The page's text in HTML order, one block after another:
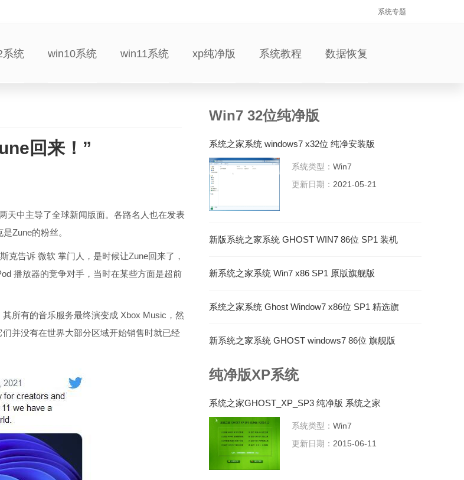
系统专题
系统 win10系统 win11系统 xp纯净版 系统教程 数据恢复
回来！”
中主导了全球新闻版面。各路名人也在发表
Zune的粉丝。
告诉 微软 掌门人，是时候让Zune回来了，
播放器的竞争对手，当时在某些方面是超前
所有的音乐服务最终演变成 Xbox Music，然
并没有在世界大部分区域开始销售时就已经
Win7 32位纯净版
系统之家系统 windows7 x32位 纯净安装版
系统类型： Win7
更新日期： 2021-05-21
新版系统之家系统 GHOST WIN7 86位 SP1 装机
新系统之家系统 Win7 x86 SP1 原版旗舰版
系统之家系统 Ghost Window7 x86位 SP1 精选旗
新系统之家系统 GHOST windows7 86位 旗舰版
纯净版XP系统
系统之家GHOST_XP_SP3 纯净版 系统之家
系统类型： Win7
更新日期： 2015-06-11